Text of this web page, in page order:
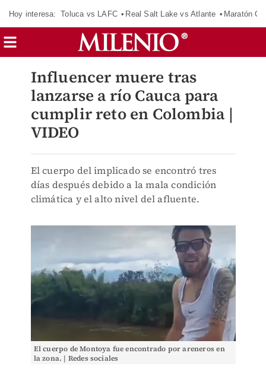
Hoy interesa: Toluca vs LAFC Real Salt Lake vs Atlante Maratón
Influencer muere tras
lanzarse a río Cauca para
cumplir reto en Colombia |
VIDEO
El cuerpo del implicado se encontró tres
días después debido a la mala condición
climática y el alto nivel del afluente.
El cuerpo de Montoya fue encontrado por areneros en
la zona. | Redes sociales